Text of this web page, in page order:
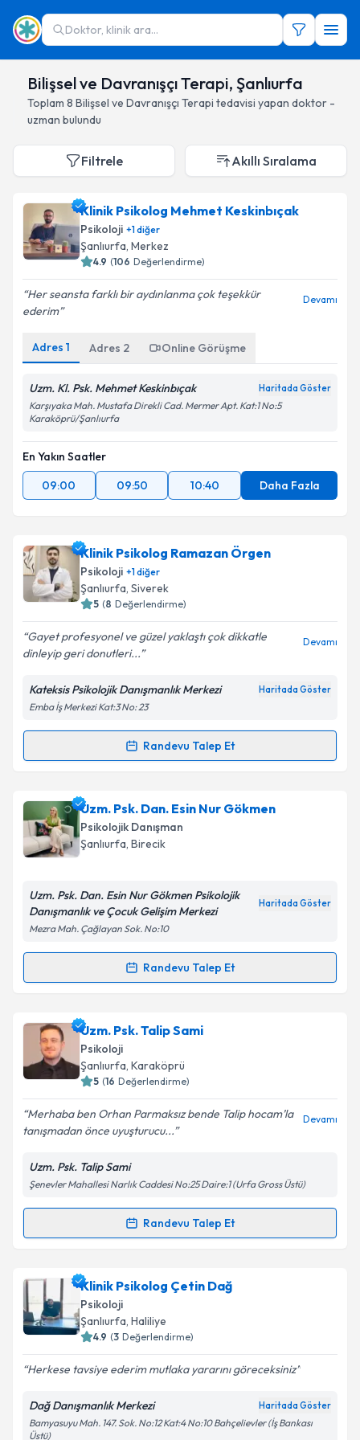
Doktor, klinik ara...
Bilişsel ve Davranışçı Terapi, Şanlıurfa
Toplam 8 Bilişsel ve Davranışçı Terapi tedavisi yapan doktor -
uzman bulundu
Filtrele Akıllı Sıralama
Klinik Psikolog Mehmet Keskinbıçak
Psikoloji +1diğer
Şanlıurfa, Merkez
4.9 (106 Değerlendirme)
Her seansta farklı bir aydınlanma çok teşekkür
ederim
Devamı
Adres 1 Adres 2 Online Görüşme
Uzm. Kl. Psk. Mehmet Keskinbıçak Haritada Göster
Karşıyaka Mah. Mustafa Direkli Cad. Mermer Apt. Kat:1 No:5
Karaköprü/Şanlıurfa
En Yakın Saatler
09:00
09:50 10:40 Daha Fazla
Klinik Psikolog Ramazan Örgen
Psikoloji +1diğer
Şanlıurfa, Siverek
5 (8 Değerlendirme)
Gayet profesyonel ve güzel yaklaştı çok dikkatle
dinleyip geri donutleri...
Devamı
Kateksis Psikolojik Danışmanlık Merkezi Haritada Göster
Emba İş Merkezi Kat:3 No: 23
Randevu Talep Et
Randevu Takvimi Talebi
Klinik Psikolog Ramazan Örgeniçin randevu
takvimi talebi oluşturun. Size bu uzmandan randevu
almanız için bir takvim hazırlandığında e-posta ile
bilgilendireceğiz.
Kişisel verilerimin işlenmesine ilişkin
Metni'ni okudum ve kişisel verilerimin belirtilen
Takvim Talebini Gönder
Uzm. Psk. Dan. Esin Nur Gökmen
Psikolojik Danışman
Şanlıurfa, Birecik
Uzm. Psk. Dan. Esin Nur Gökmen Psikolojik
Danışmanlık ve Çocuk Gelişim Merkezi
Haritada Göster
Mezra Mah. Çağlayan Sok. No:10
Randevu Talep Et
Randevu Takvimi Talebi
Uzm. Psk. Dan. Esin Nur Gökmen
takvimi talebi oluşturun. Size bu uzmandan randevu
almanız için bir takvim hazırlandığında e-posta ile
bilgilendireceğiz.
E-posta Adresiniz
Kişisel verilerimin işlenmesine ilişkinAydınlatma
Metni'ni okudum ve kişisel verilerimin belirtilen
kapsamda işlenmesini kabul ediyorum.
Uzm. Psk. Talip Sami
Psikoloji
Şanlıurfa, Karaköprü
5 (16 Değerlendirme)
Merhaba ben Orhan Parmaksız bende Talip hocam’la
tanışmadan önce uyuşturucu...
Devamı
Uzm. Psk. Talip Sami
Şenevler Mahallesi Narlık Caddesi No:25 Daire:1 (Urfa Gross Üstü)
Randevu Talep Et
Randevu Takvimi Talebi
Uzm. Psk. Talip Sami için randevu takvimi talebi
oluşturun. Size bu uzmandan randevu almanız için bir
takvim hazırlandığında e-posta ile bilgilendireceğiz.
Kişisel verilerimin işlenmesine ilişkinAydınlatma
Klinik Psikolog Çetin Dağ
Psikoloji
Şanlıurfa, Haliliye
4.9 (3 Değerlendirme)
Herkese tavsiye ederim mutlaka yararını göreceksiniz
Dağ Danışmanlık Merkezi Haritada Göster
Bamyasuyu Mah. 147. Sok. No:12 Kat:4 No:10 Bahçelievler (İş Bankası
Üstü)